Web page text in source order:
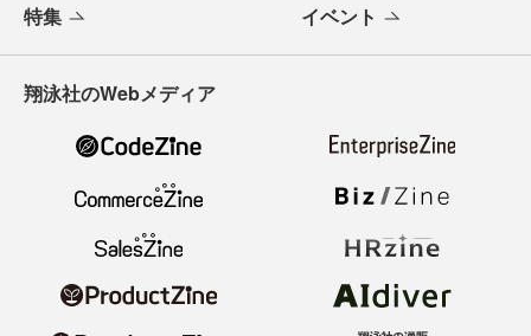
特集 イベント
翔泳社のWebメディア